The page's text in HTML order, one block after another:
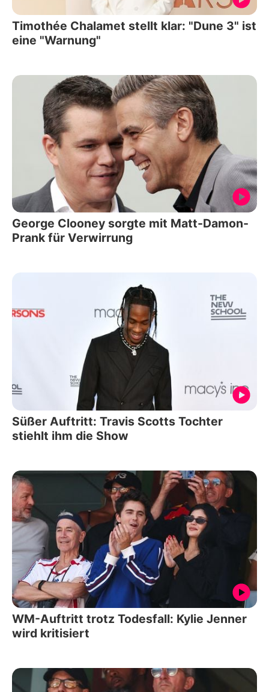
Timothée Chalamet stellt klar: "Dune 3" ist
eine "Warnung"
George Clooney sorgte mit Matt-Damon-
Prank für Verwirrung
Süßer Auftritt: Travis Scotts Tochter
stiehlt ihm die Show
WM-Auftritt trotz Todesfall: Kylie Jenner
wird kritisiert